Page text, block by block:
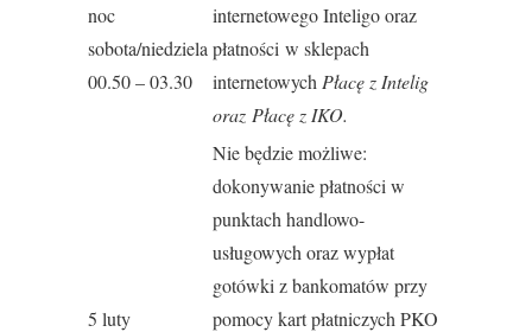
noc
sobota/niedziela
00.50 – 03.30
internetowego Inteligo oraz
płatności w sklepach
internetowych Płacę z Intelig
oraz Płacę z IKO.
5 luty
Nie będzie możliwe:
dokonywanie płatności w
punktach handlowo-
usługowych oraz wypłat
gotówki z bankomatów przy
pomocy kart płatniczych PKO